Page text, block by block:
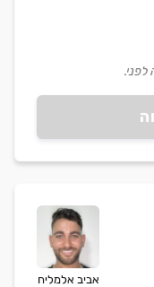
לפני.
אביב אלמליח